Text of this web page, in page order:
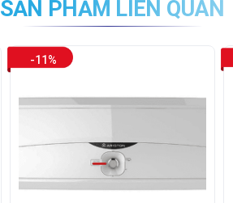
SẢN PHẨM LIÊN QUAN
-11%